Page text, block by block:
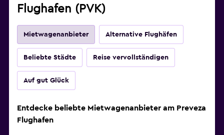
Flughafen (PVK)
Mietwagenanbieter Alternative Flughäfen
Beliebte Städte Reise vervollständigen
Auf gut Glück
Entdecke beliebte Mietwagenanbieter am Preveza
Flughafen